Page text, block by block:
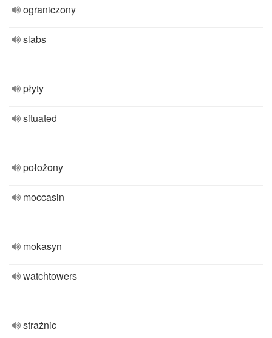
ograniczony
slabs
płyty
situated
położony
moccasin
mokasyn
watchtowers
strażnic